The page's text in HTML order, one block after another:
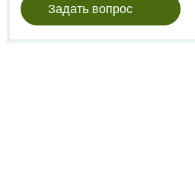
Задать вопрос